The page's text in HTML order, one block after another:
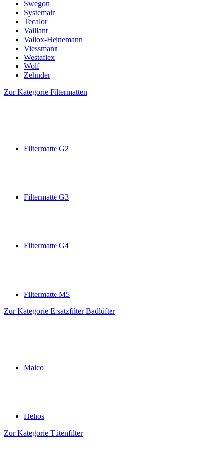
Swegon
Systemair
Tecalor
Vaillant
Vallox-Heinemann
Viessmann
Westaflex
Wolf
Zehnder
Zur Kategorie Filtermatten
Filtermatte G2
Filtermatte G3
Filtermatte G4
Filtermatte M5
Zur Kategorie Ersatzfilter Badlüfter
Maico
Helios
Zur Kategorie Tütenfilter